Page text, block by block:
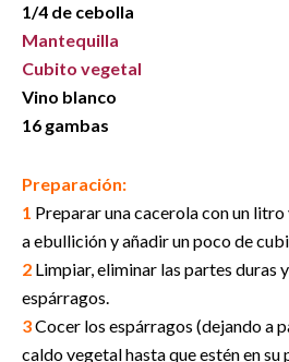
1/4 de cebolla
Mantequilla
Cubito vegetal
Vino blanco
16 gambas
Preparación:
1 Preparar una cacerola con un
a ebullición y añadir un poco de
2 Limpiar, eliminar las partes duras
espárragos.
3Cocer los espárragos (dejando a
caldo vegetal hasta que estén en su